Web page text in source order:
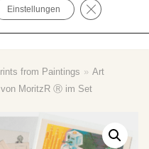
from Paintings » Art
von MoritzR Ⓡ im Set
Einstellungen GDPR